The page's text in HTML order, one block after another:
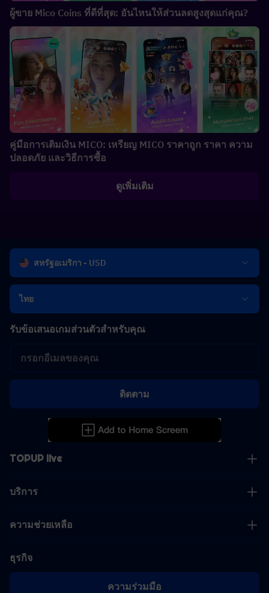
ผู้ขาย Mico Coins ที่ดีที่สุด: อันไหนให้ส่วนลดสูงสุดแก่คุณ?
คู่มือการเติมเงิน MICO: เหรียญ MICO ราคาถูก ราคา ความ
ปลอดภัย และวิธีการซื้อ
ดูเพิ่มเติม
สหรัฐอเมริกา - USD
ไทย
TOPUP live
บริการ
ความช่วยเหลือ
ธุรกิจ
ความร่วมมือ
รับข้อเสนอเกมส่วนตัวสำหรับคุณ
ติดตาม